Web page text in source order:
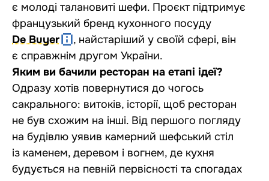
є молоді талановиті шефи. Проєкт підтримує
французький бренд кухонного посуду
De Buyer
, найстаріший у своїй сфері, він
є справжнім другом України.
Яким ви бачили ресторан на етапі ідеї?
Одразу хотів повернутися до чогось
сакрального: витоків, історії, щоб ресторан
не був схожим на інші. Від першого погляду
на будівлю уявив камерний шефський стіл
із каменем, деревом і вогнем, де кухня
будується на певній первісності та спогадах